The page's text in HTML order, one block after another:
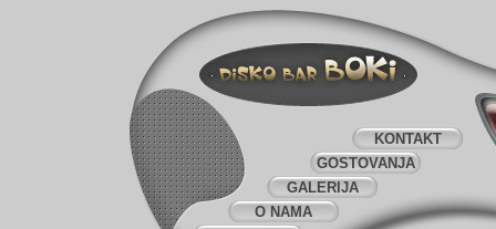
O NAMA
GALERIJA
GOSTOVANJA
KONTAKT